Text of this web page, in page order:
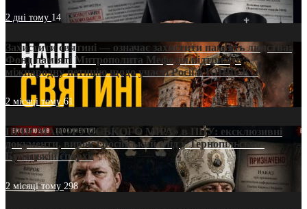
2 дні тому 14
Захистити святині — означає захистити пам’ять людства:
Фонд пам’яті Митрополита Мефодія підтримує
міжнародну петицію щодо участі Росії в ЮНЕСКО
2 місяці тому61
ПРИСМАК «РУССЬКОГО МІРА» в ПЦУ: ексклюзивні
документи, вирок і російський слід у Тернопільсько-
Бучацькій єпархії
2 місяці тому 298